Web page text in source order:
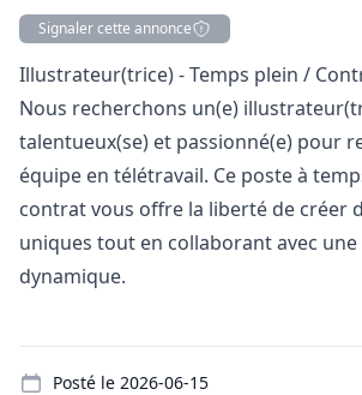
Signaler cette annonce
Description
Illustrateur(trice) - Temps plein /
Nous recherchons un(e)
talentueux(se) et passionné(e) pour
équipe en télétravail. Ce poste à
contrat vous offre la liberté de créer
uniques tout en collaborant avec
dynamique.
Posté le 2026-06-15